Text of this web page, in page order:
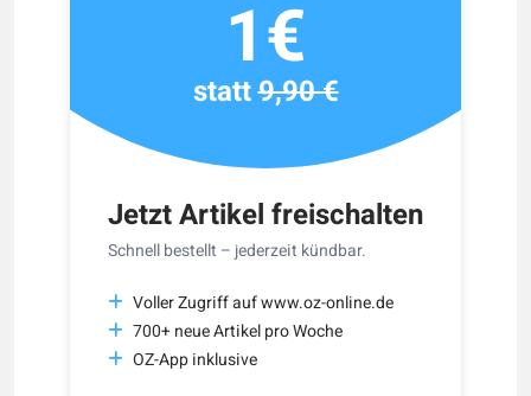
Jetzt Artikel freischalten
Schnell bestellt – jederzeit kündbar.
Voller Zugriff auf www.oz-online.de
700+ neue Artikel pro Woche
OZ-App inklusive
1€
statt9,90 €